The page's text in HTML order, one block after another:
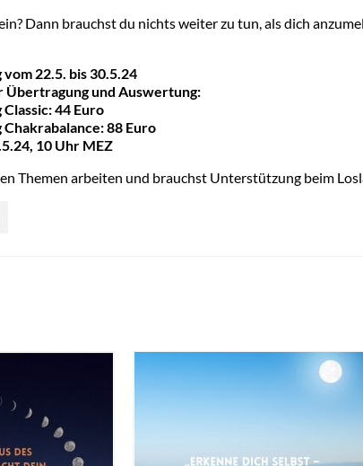
Dann brauchst du nichts weiter zu tun, als dich
22.5. bis 30.5.24
Übertragung und Auswertung:
44 Euro
88 Euro
10 Uhr MEZ
Themen arbeiten und brauchst Unterstützung beim